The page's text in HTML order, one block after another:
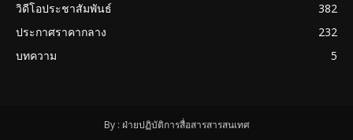
วิดีโอประชาสัมพันธ์
382
ประกาศราคากลาง
232
บทความ
5
By : ฝ่ายปฏิบัติการสื่อสารสารสนเทศ